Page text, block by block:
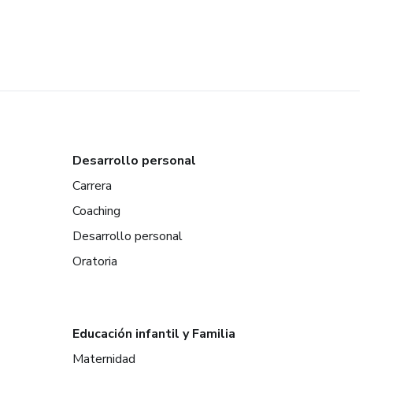
Desarrollo personal
Carrera
Coaching
Desarrollo personal
Oratoria
Educación infantil y Familia
Maternidad